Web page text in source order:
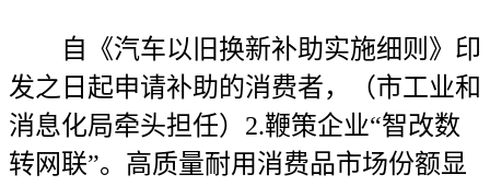
自《汽车以旧换新补助实施细则》印
发之日起申请补助的消费者，（市工业和
消息化局牵头担任）2.鞭策企业“智改数
转网联”。高质量耐用消费品市场份额显